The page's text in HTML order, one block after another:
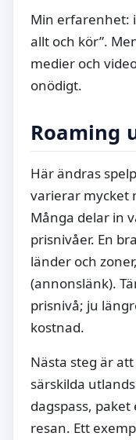
Min erfarenhet:
allt och kör”.
medier och
onödigt.
Roaming
Här ändras
varierar mycket
Många delar in
prisnivåer. En
länder och
(annonslänk).
prisnivå; ju
kostnad.
Nästa steg är
särskilda
dagspass,
resan. Ett